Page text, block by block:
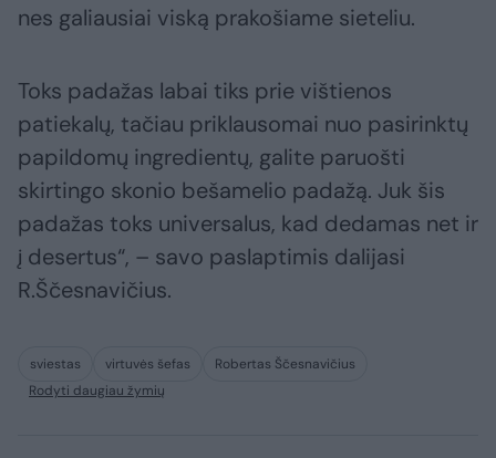
nes galiausiai viską prakošiame sieteliu.
Toks padažas labai tiks prie vištienos
patiekalų, tačiau priklausomai nuo pasirinktų
papildomų ingredientų, galite paruošti
skirtingo skonio bešamelio padažą. Juk šis
padažas toks universalus, kad dedamas net ir
į desertus“, – savo paslaptimis dalijasi
R.Ščesnavičius.
sviestas virtuvės šefas
Robertas Ščesnavičius
Rodyti daugiau žymių